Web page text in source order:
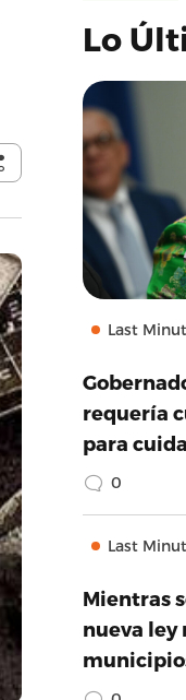
Lo
Last
requería
para
0
Last
Mientras
nueva ley